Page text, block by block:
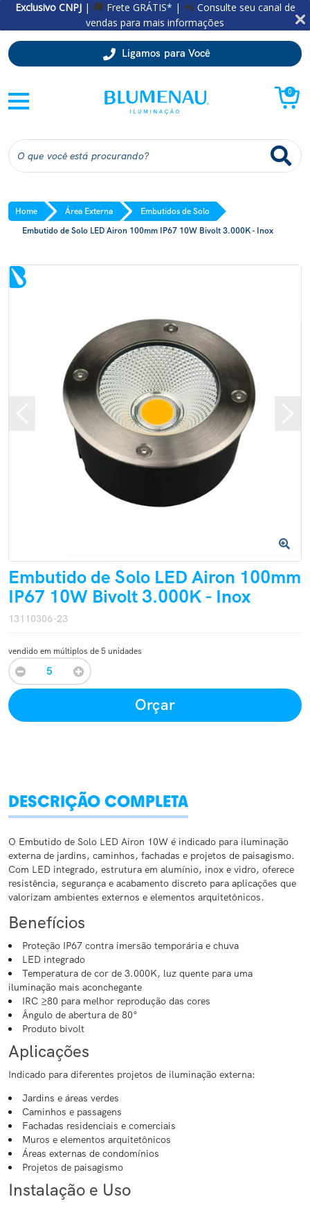
Exclusivo CNPJ | 🚚 Frete GRÁTIS* | 📲 Consulte seu canal de
vendas para mais informações
Ligamos para Você
0
Home Área Externa
Embutidos de Solo
Embutido de Solo LED Airon 100mm IP67 10W Bivolt 3.000K - Inox
Embutido de Solo LED Airon 100mm
IP67 10W Bivolt 3.000K - Inox
13110306-23
vendido em múltiplos de 5 unidades
Orçar
DESCRIÇÃO COMPLETA
O Embutido de Solo LED Airon 10W é indicado para iluminação
externa de jardins, caminhos, fachadas e projetos de paisagismo.
Com LED integrado, estrutura em alumínio, inox e vidro, oferece
resistência, segurança e acabamento discreto para aplicações que
valorizam ambientes externos e elementos arquitetônicos.
Benefícios
Proteção IP67 contra imersão temporária e chuva
LED integrado
Temperatura de cor de 3.000K, luz quente para uma
iluminação mais aconchegante
IRC ≥80 para melhor reprodução das cores
Ângulo de abertura de 80°
Produto bivolt
Aplicações
Indicado para diferentes projetos de iluminação externa:
Jardins e áreas verdes
Caminhos e passagens
Fachadas residenciais e comerciais
Muros e elementos arquitetônicos
Áreas externas de condomínios
Projetos de paisagismo
Instalação e Uso